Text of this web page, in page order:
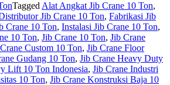
Tagged Alat Angkat Jib Crane 10 Ton,
Jib Crane 10 Ton, Fabrikasi Jib
Crane 10 Ton, Instalasi Jib Crane 10 Ton,
10 Ton, Jib Crane 10 Ton, Jib Crane
Custom 10 Ton, Jib Crane Floor
Gudang 10 Ton, Jib Crane Heavy Duty
Lift 10 Ton Indonesia, Jib Crane Industri
10 Ton, Jib Crane Konstruksi Baja 10